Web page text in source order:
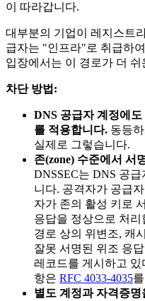
이 따라갑니다.
대부분의 기업이 레지스트
급자는 "인프라"로 취급하
입장에서는 이 경로가 더
차단 방법:
DNS 공급자 계정에
를 적용합니다. 동등
실제로 그렇습니다.
존(zone) 수준에서 서
DNSSEC는 DNS 공
니다. 공격자가 공급
자가 존의 활성 키로
응답을 정상으로 처리
경로 상의 위변조, 캐
잘못 서명된 위조 응
레코드를 게시하고
항은 RFC 4033-4035
별도 계정과 자격증